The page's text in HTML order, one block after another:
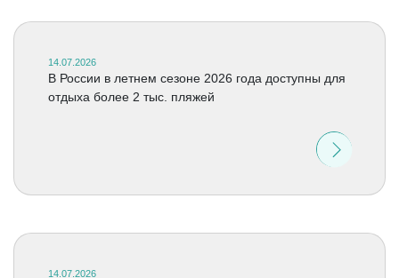
14.07.2026
В России в летнем сезоне 2026 года доступны для
отдыха более 2 тыс. пляжей
14.07.2026